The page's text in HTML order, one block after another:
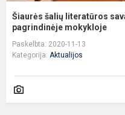
Šiaurės šalių literatūros
pagrindinėje mokykloje
Paskelbta: 2020-11-13
Kategorija: Aktualijos